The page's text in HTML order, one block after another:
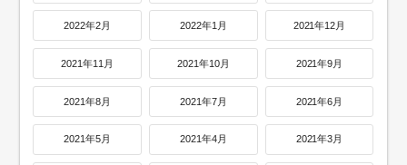
2022年2月 2022年1月 2021年12月
2021年11月 2021年10月 2021年9月
2021年8月 2021年7月 2021年6月
2021年5月 2021年4月 2021年3月